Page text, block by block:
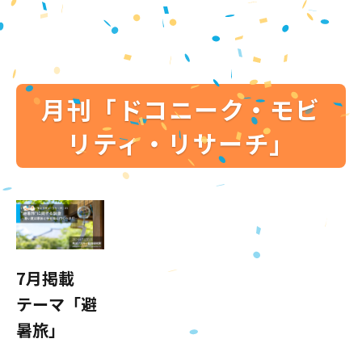
月刊「ドコニーク・モビ
リティ・リサーチ」
7月掲載
テーマ「避
暑旅」